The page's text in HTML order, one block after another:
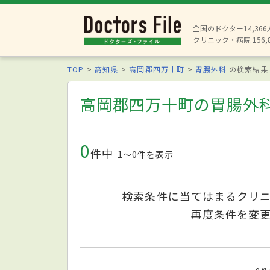
全国のドクター14,366
クリニック・病院
TOP 高知県 高岡郡四万十町 胃腸外科 の検索結果
高岡郡四万十町の胃腸外
0件中 1〜0件を表示
検索条件に当てはまるクリ
再度条件を変